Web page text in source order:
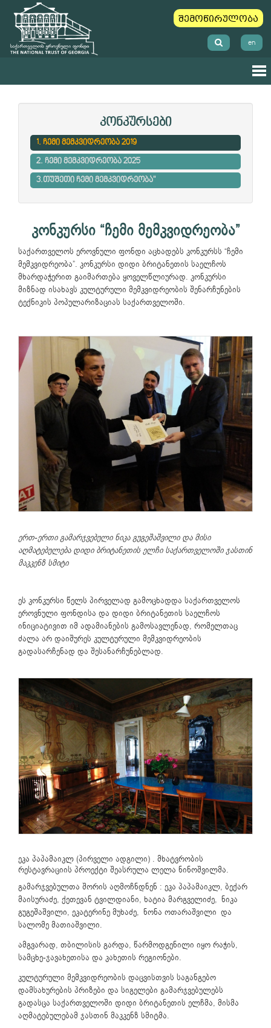
შემოწირულობა
en
კონკურსები
1. ჩემი მემკვიდრეობა 2019
2. ჩემი მემკვიდრეობა 2025
3.თუშეთი ჩემი მემკვიდრეობა"
კონკურსი “ჩემი მემკვიდრეობა”
საქართველოს ეროვნული ფონდი აცხადებს კონკურსს “ჩემი
მემკვიდრეობა”. კონკურსი დიდი ბრიტანეთის საელჩოს
მხარდაჭერით გაიმართება ყოველწლიურად. კონკურსი
მიზნად ისახავს კულტურული მემკვიდრეობის შენარჩუნების
ტექნიკის პოპულარიზაციას საქართველოში.
ერთ-ერთი გამარჯვებული ნიკა გუგეშაშვილი და მისი
აღმატებულება დიდი ბრიტანეთის ელჩი საქართველოში ჯასთინ
მაკკენზ სმიტი
ეს კონკურსი წელს პირველად გამოცხადდა საქართველოს
ეროვნული ფონდისა და დიდი ბრიტანეთის საელჩოს
ინიციატივით იმ ადამიანების გამოსავლენად, რომელთაც
ძალა არ დაიშურეს კულტურული მემკვიდრეობის
გადასარჩენად და შესანარჩუნებლად.
ეკა პაპამაიკლ (პირველი ადგილი) . მხატვრობის
რესტავრაციის პროექტი შეასრულა ლელა ნინოშვილმა.
გამარჯვებულთა შორის აღმოჩნდნენ : ეკა პაპამაიკლ, ბექარ
მაისურაძე, ქეთევან ტვილდიანი, ხატია მარგველიძე, ნიკა
გუგეშაშვილი, ეკატერინე მუხაძე, ნონა ოთარაშვილი და
სალომე მათიაშვილი.
ამგვარად, თბილისის გარდა, წარმოდგენილი იყო რაჭის,
სამცხე-ჯავახეთისა და კახეთის რეგიონები.
კულტურული მემკვიდრეობის დაცვისთვის საგანგებო
დამსახურების პრიზები და სიგელები გამარჯვებულებს
გადასცა საქართველოში დიდი ბრიტანეთის ელჩმა, მისმა
აღმატებულებამ ჯასთინ მაკკენზ სმიტმა.